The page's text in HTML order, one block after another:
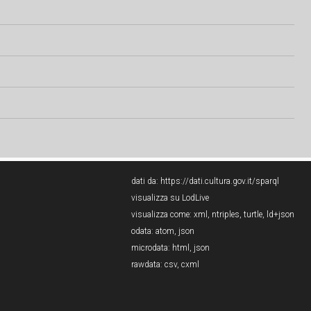
dati da: https://dati.cultura.gov.it/sparql
visualizza su LodLive
visualizza come: xml , ntriples, turtle, ld+json
odata: atom, json
microdata: html , json
rawdata: csv, cxml